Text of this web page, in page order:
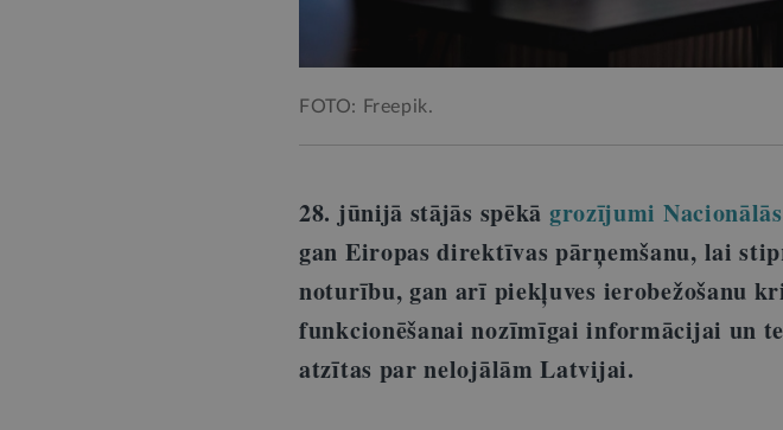
FOTO: Freepik.
28. jūnijā stājās spēkā grozījumi
gan Eiropas direktīvas pārņemšanu, lai
noturību, gan arī piekļuves ierobežošanu
funkcionēšanai nozīmīgai informācijai un
atzītas par nelojālām Latvijai.